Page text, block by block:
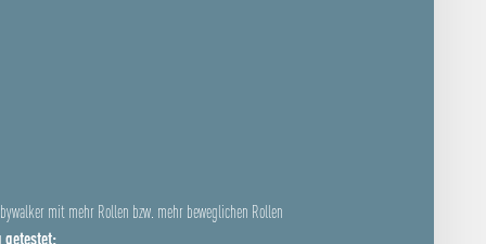
mit mehr Rollen bzw. mehr beweglichen Rollen
getestet: